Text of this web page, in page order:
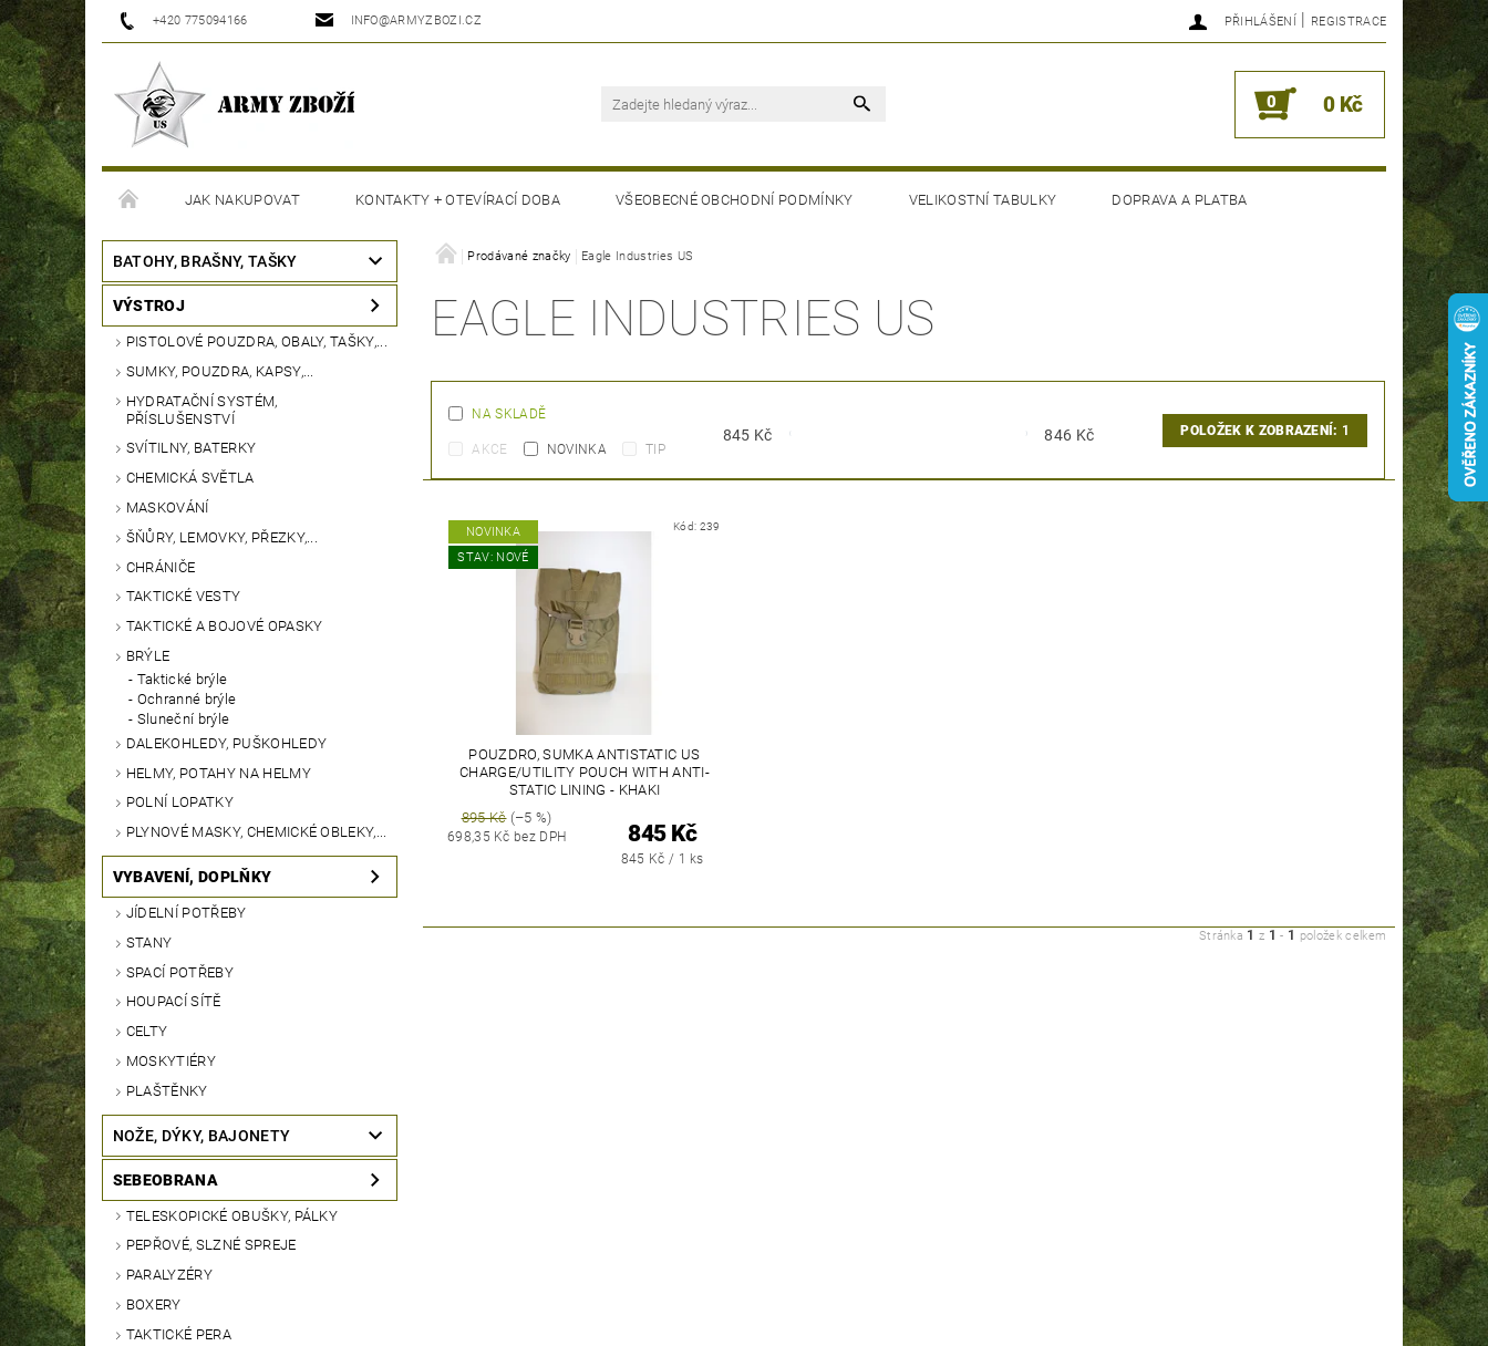
+420 775094166 INFO@ARMYZBOZI.CZ PŘIHLÁŠENÍ | REGISTRACE
0 0 Kč
JAK NAKUPOVAT KONTAKTY + OTEVÍRACÍ DOBA VŠEOBECNÉ OBCHODNÍ PODMÍNKY VELIKOSTNÍ TABULKY DOPRAVA A PLATBA
MOJE OBJEDNÁVKA
BATOHY, BRAŠNY, TAŠKY
VÝSTROJ
PISTOLOVÉ POUZDRA, OBALY, TAŠKY,...
SUMKY, POUZDRA, KAPSY,...
HYDRATAČNÍ SYSTÉM,
PŘÍSLUŠENSTVÍ
SVÍTILNY, BATERKY
CHEMICKÁ SVĚTLA
MASKOVÁNÍ
ŠŇŮRY, LEMOVKY, PŘEZKY,...
CHRÁNIČE
TAKTICKÉ VESTY
TAKTICKÉ A BOJOVÉ OPASKY
BRÝLE
Taktické brýle
Ochranné brýle
Sluneční brýle
DALEKOHLEDY, PUŠKOHLEDY
HELMY, POTAHY NA HELMY
POLNÍ LOPATKY
PLYNOVÉ MASKY, CHEMICKÉ OBLEKY,...
VYBAVENÍ, DOPLŇKY
JÍDELNÍ POTŘEBY
STANY
SPACÍ POTŘEBY
HOUPACÍ SÍTĚ
CELTY
MOSKYTIÉRY
PLAŠTĚNKY
NOŽE, DÝKY, BAJONETY
SEBEOBRANA
TELESKOPICKÉ OBUŠKY, PÁLKY
PEPŘOVÉ, SLZNÉ SPREJE
PARALYZÉRY
BOXERY
TAKTICKÉ PERA
Prodávané značky Eagle Industries US
EAGLE INDUSTRIES US
NA SKLADĚ
AKCE NOVINKA TIP
845 Kč 846 Kč POLOŽEK K ZOBRAZENÍ: 1
NOVINKA
STAV: NOVÉ
Kód: 239
POUZDRO, SUMKA ANTISTATIC US
CHARGE/UTILITY POUCH WITH ANTI-
STATIC LINING - KHAKI
895 Kč(–5 %)
698,35 Kč bez DPH 845 Kč
845 Kč / 1 ks
Stránka 1 z 1 - 1 položek celkem